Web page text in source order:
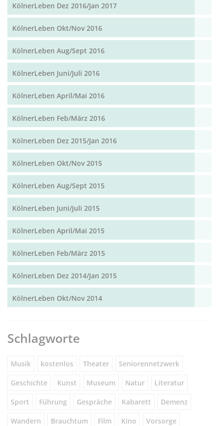
KölnerLeben Dez 2016/Jan 2017
KölnerLeben Okt/Nov 2016
KölnerLeben Aug/Sept 2016
KölnerLeben Juni/Juli 2016
KölnerLeben April/Mai 2016
KölnerLeben Feb/März 2016
KölnerLeben Dez 2015/Jan 2016
KölnerLeben Okt/Nov 2015
KölnerLeben Aug/Sept 2015
KölnerLeben Juni/Juli 2015
KölnerLeben April/Mai 2015
KölnerLeben Feb/März 2015
KölnerLeben Dez 2014/Jan 2015
KölnerLeben Okt/Nov 2014
Schlagworte
Musik kostenlos Theater Seniorennetzwerk
Geschichte Kunst Museum Natur Literatur
Sport Führung Gespräche Kabarett Demenz
Wandern Brauchtum Film Kino Vorsorge